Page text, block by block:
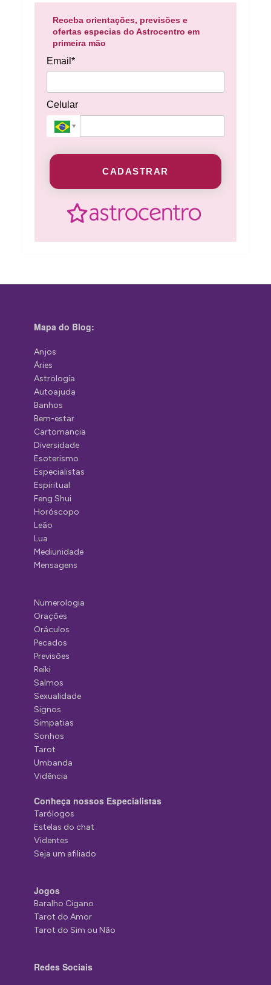
Receba orientações, previsões e
ofertas especias do Astrocentro em
primeira mão
Email*
Celular
CADASTRAR
Mapa do Blog:
Anjos
Áries
Astrologia
Autoajuda
Banhos
Bem-estar
Cartomancia
Diversidade
Esoterismo
Especialistas
Espiritual
Feng Shui
Horóscopo
Leão
Lua
Mediunidade
Mensagens
Numerologia
Orações
Oráculos
Pecados
Previsões
Reiki
Salmos
Sexualidade
Signos
Simpatias
Sonhos
Tarot
Umbanda
Vidência
Conheça nossos Especialistas
Tarólogos
Estelas do chat
Videntes
Seja um afiliado
Jogos
Baralho Cigano
Tarot do Amor
Tarot do Sim ou Não
Redes Sociais